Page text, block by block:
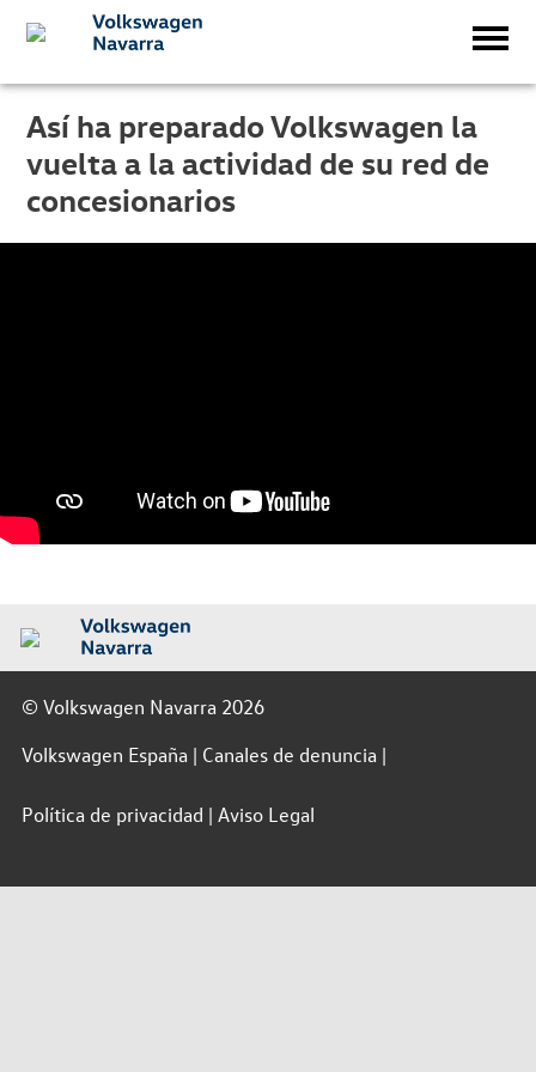
Así ha preparado Volkswagen la
vuelta a la actividad de su red de
concesionarios
© Volkswagen Navarra 2026
Volkswagen España
Canales de denuncia
Política de privacidad Aviso Legal